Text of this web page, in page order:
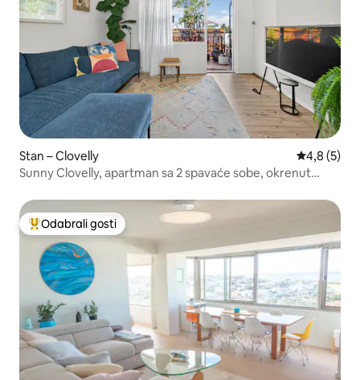
Stan – Clovelly Prosječna
4,8 (5)
Sunny Clovelly, apartman sa 2 spavaće sobe, okrenut
Među najviše rangiranima s oznakom „Odabrali gosti”
Odabrali gosti